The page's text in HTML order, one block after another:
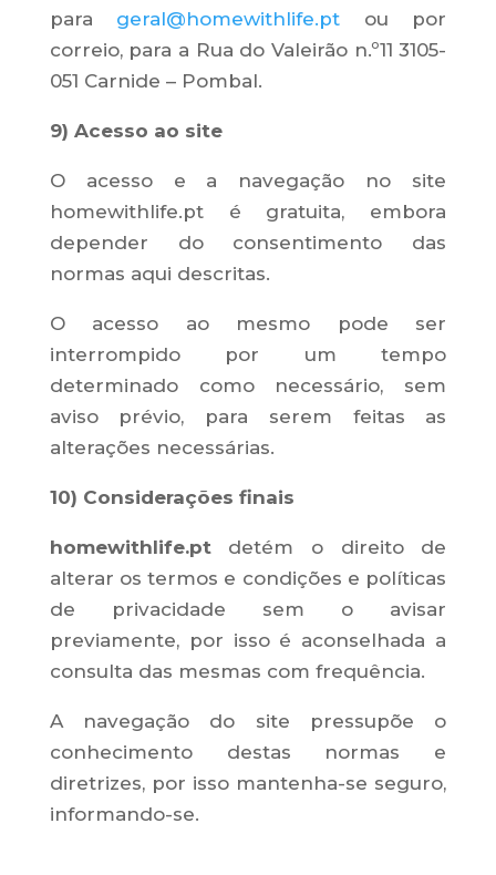
para geral@homewithlife.pt ou por
correio, para a Rua do Valeirão n.º11 3105-
051 Carnide – Pombal.
9) Acesso ao site
O acesso e a navegação no site
homewithlife.pt é gratuita, embora
depender do consentimento das
normas aqui descritas.
O acesso ao mesmo pode ser
interrompido por um tempo
determinado como necessário, sem
aviso prévio, para serem feitas as
alterações necessárias.
10) Considerações finais
homewithlife.pt detém o direito de
alterar os termos e condições e políticas
de privacidade sem o avisar
previamente, por isso é aconselhada a
consulta das mesmas com frequência.
A navegação do site pressupõe o
conhecimento destas normas e
diretrizes, por isso mantenha-se seguro,
informando-se.